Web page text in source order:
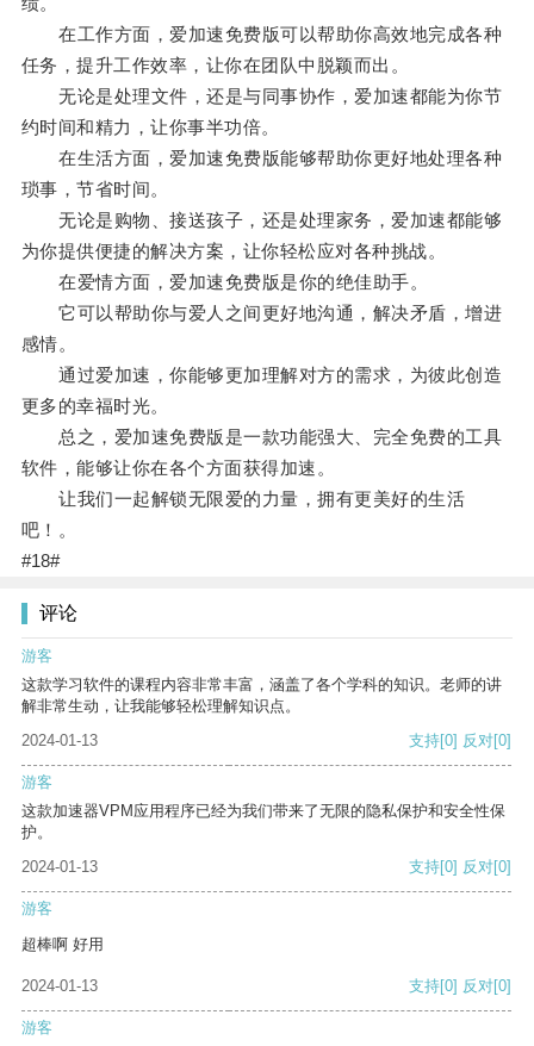
在工作方面，爱加速免费版可以帮助你高效地完成各种
任务，提升工作效率，让你在团队中脱颖而出。
无论是处理文件，还是与同事协作，爱加速都能为你节
约时间和精力，让你事半功倍。
在生活方面，爱加速免费版能够帮助你更好地处理各种
琐事，节省时间。
无论是购物、接送孩子，还是处理家务，爱加速都能够
为你提供便捷的解决方案，让你轻松应对各种挑战。
在爱情方面，爱加速免费版是你的绝佳助手。
它可以帮助你与爱人之间更好地沟通，解决矛盾，增进
感情。
通过爱加速，你能够更加理解对方的需求，为彼此创造
更多的幸福时光。
总之，爱加速免费版是一款功能强大、完全免费的工具
软件，能够让你在各个方面获得加速。
让我们一起解锁无限爱的力量，拥有更美好的生活
吧！。
#18#
评论
游客
这款学习软件的课程内容非常丰富，涵盖了各个学科的知识。老师的讲
解非常生动，让我能够轻松理解知识点。
2024-01-13
支持[0] 反对[0]
游客
这款加速器VPM应用程序已经为我们带来了无限的隐私保护和安全性保
护。
2024-01-13
支持[0] 反对[0]
游客
超棒啊 好用
2024-01-13 支持[0] 反对[0]
游客